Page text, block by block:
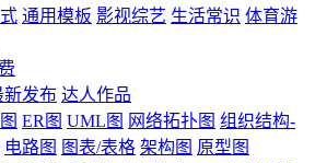
通用模板 影视综艺 生活常识 体育游
新发布 达人作品
ER图 UML图 网络拓扑图 组织结构-
电路图 图表/表格 架构图 原型图